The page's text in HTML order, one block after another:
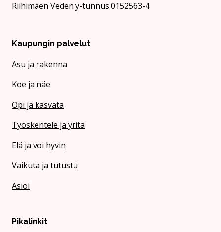
Riihimäen Veden y-tunnus 0152563-4
Kaupungin palvelut
Asu ja rakenna
Koe ja näe
Opi ja kasvata
Työskentele ja yritä
Elä ja voi hyvin
Vaikuta ja tutustu
Asioi
Pikalinkit